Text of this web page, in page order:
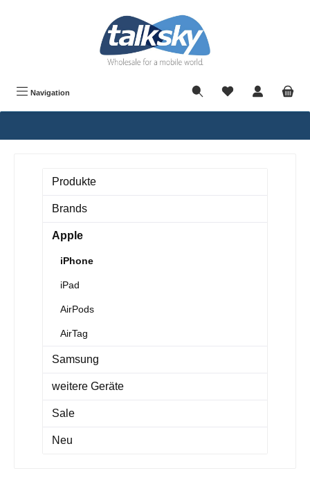
Navigation
Produkte
Brands
Apple
iPhone
iPad
AirPods
AirTag
Samsung
weitere Geräte
Sale
Neu